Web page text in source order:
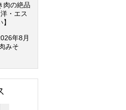
肉の絶品
・エス
年8月
みそ